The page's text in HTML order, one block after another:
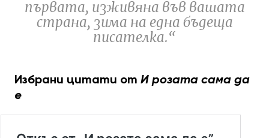
първата, изживяна във вашата
страна, зима на една бъдеща
писателка.“
Избрани цитати от И розата сама да
е